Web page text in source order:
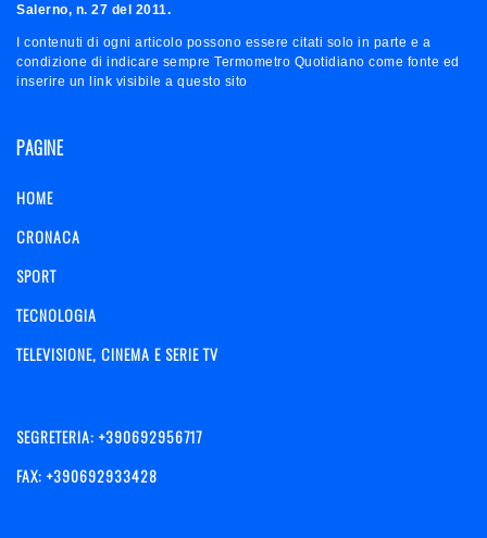
Salerno, n. 27 del 2011.
I contenuti di ogni articolo possono essere citati solo in parte e a
condizione di indicare sempre Termometro Quotidiano come fonte ed
inserire un link visibile a questo sito
PAGINE
HOME
CRONACA
SPORT
TECNOLOGIA
TELEVISIONE, CINEMA E SERIE TV
SEGRETERIA: +390692956717
FAX: +390692933428